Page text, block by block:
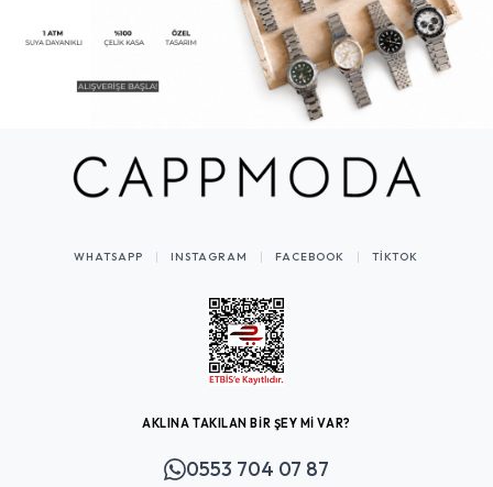
WHATSAPP INSTAGRAM FACEBOOK TIKTOK
AKLINA TAKILAN BİR ŞEY Mİ VAR?
0553 704 07 87